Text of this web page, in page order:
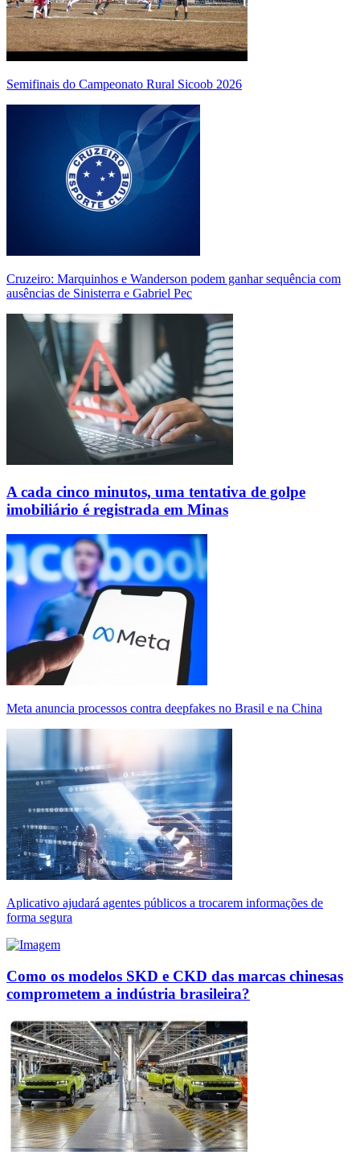
Semifinais do Campeonato Rural Sicoob 2026
Cruzeiro: Marquinhos e Wanderson podem ganhar sequência com
ausências de Sinisterra e Gabriel Pec
A cada cinco minutos, uma tentativa de golpe
imobiliário é registrada em Minas
Meta anuncia processos contra deepfakes no Brasil e na China
Aplicativo ajudará agentes públicos a trocarem informações de
forma segura
Como os modelos SKD e CKD das marcas chinesas
comprometem a indústria brasileira?